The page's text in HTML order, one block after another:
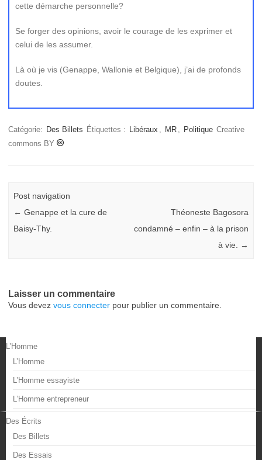
cette démarche personnelle?
Se forger des opinions, avoir le courage de les exprimer et
celui de les assumer.
Là où je vis (Genappe, Wallonie et Belgique), j’ai de profonds
doutes.
Catégorie: Des Billets Étiquettes : Libéraux , MR , Politique Creative
commons BY
Post navigation
← Genappe et la cure de
Baisy-Thy.
Théoneste Bagosora
condamné – enfin – à la prison
à vie. →
Laisser un commentaire
Vous devez vous connecter pour publier un commentaire.
L’Homme
L’Homme
L’Homme essayiste
L’Homme entrepreneur
Des Écrits
Des Billets
Des Essais